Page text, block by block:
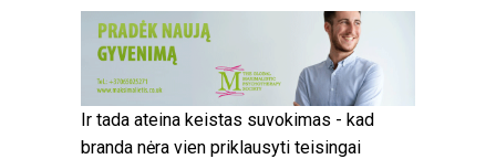
Ir tada ateina keistas suvokimas - kad
branda nėra vien priklausyti teisingai